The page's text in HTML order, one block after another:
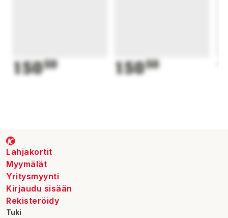
15050 15050
Lahjakortit
Myymälät
Yritysmyynti
Kirjaudu sisään
Rekisteröidy
Tuki